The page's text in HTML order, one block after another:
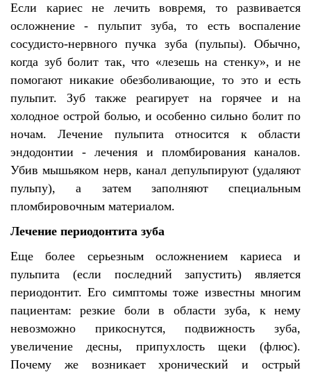
Если кариес не лечить вовремя, то развивается
осложнение - пульпит зуба, то есть воспаление
сосудисто-нервного пучка зуба (пульпы). Обычно,
когда зуб болит так, что «лезешь на стенку», и не
помогают никакие обезболивающие, то это и есть
пульпит. Зуб также реагирует на горячее и на
холодное острой болью, и особенно сильно болит по
ночам. Лечение пульпита относится к области
эндодонтии - лечения и пломбирования каналов.
Убив мышьяком нерв, канал депульпируют (удаляют
пульпу), а затем заполняют специальным
пломбировочным материалом.
Лечение периодонтита зуба
Еще более серьезным осложнением кариеса и
пульпита (если последний запустить) является
периодонтит. Его симптомы тоже известны многим
пациентам: резкие боли в области зуба, к нему
невозможно прикоснутся, подвижность зуба,
увеличение десны, припухлость щеки (флюс).
Почему же возникает хронический и острый